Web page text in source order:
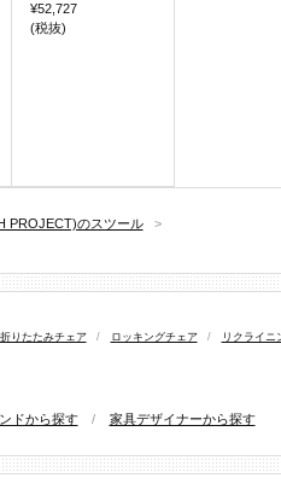
¥52,727
(税抜)
PROJECT)のスツール
>
折りたたみチェア / ロッキングチェア / リクライニ
ドから探す / 家具デザイナーから探す